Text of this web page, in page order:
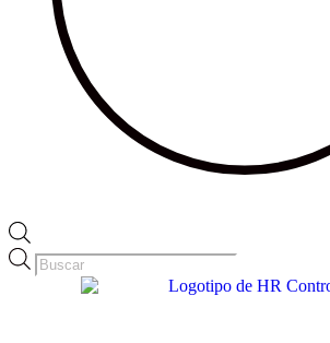
Búsqueda
de
productos